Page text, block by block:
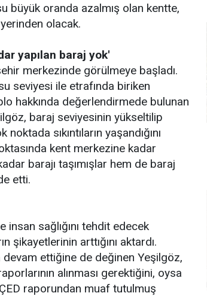
büyük oranda azalmış olan kentte,
olacak.
yapılan baraj yok'
merkezinde görülmeye başladı.
seviyesi ile etrafında biriken
hakkında değerlendirmede bulunan
baraj seviyesinin yükseltilip
sıkıntıların yaşandığını
kent merkezine kadar
barajı taşımışlar hem de baraj
etti.
insan sağlığını tehdit edecek
şikayetlerinin arttığını aktardı.
devam ettiğine de değinen Yeşilgöz,
alınması gerektiğini, oysa
raporundan muaf tutulmuş